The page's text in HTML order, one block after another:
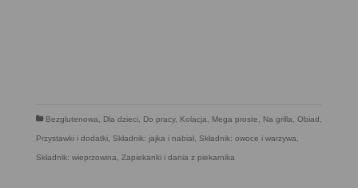
Bezglutenowa Dla dzieci Do pracy, Kolacja Mega proste Na grilla Obiad
Przystawki i dodatki Składnik: jajka i nabiał Składnik: owoce i warzywa
Składnik: wieprzowina Zapiekanki i dania z piekarnika